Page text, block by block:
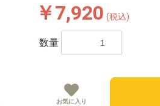
￥7,920 (税込)
お気に入り
数量